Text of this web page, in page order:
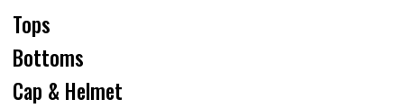
Tops
Bottoms
Cap & Helmet